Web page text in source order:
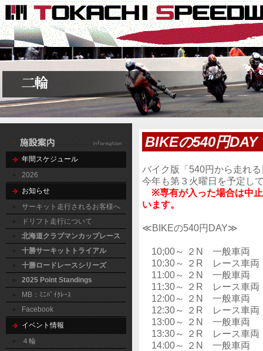
年間スケジュール
2026
お知らせ
サーキット走行されるお客様へ
ドリフト走行について
北海道クラブマンカップレース
十勝サーキットトライアル
十勝ロードレースシリーズ
2025 Point Standings
MB：ﾐﾆﾊﾞｲｸﾚｰｽ
Facebook
イベント情報
４輪
BIKEの540円DAY
バイク版「540円から走れ
今年も第３火曜日を予定し
※専有が入った場合は中
います。
≪BIKEの540円DAY≫
10;00～ ２N 一般車両
10:30～ ２R レース車両
11:00～ ２N 一般車両
11:30～ ２R レース車両
12:00～ ２N 一般車両
12:30～ ２R レース車両
13:00～ ２N 一般車両
13:30～ ２R レース車両
14:00～ ２N 一般車両